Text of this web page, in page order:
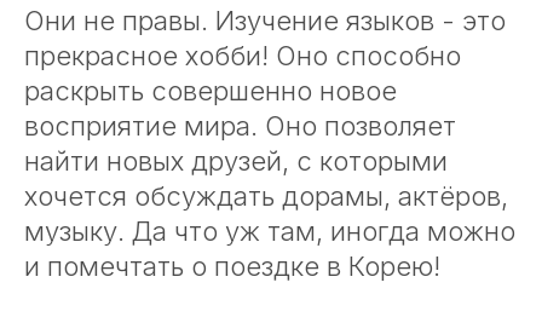
Они не правы. Изучение языков - это
прекрасное хобби! Оно способно
раскрыть совершенно новое
восприятие мира. Оно позволяет
найти новых друзей, с которыми
хочется обсуждать дорамы, актёров,
музыку. Да что уж там, иногда можно
и помечтать о поездке в Корею!